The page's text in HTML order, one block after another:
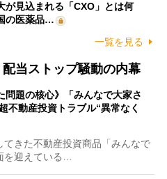
が見込まれる「CXO」とは何
の医薬品…
一覧を見る
配当ストップ騒動の内幕
問題の核心》「みんなで大家さ
不動産投資トラブル“異常なく
きた不動産投資商品「みんなで
を迎えている…